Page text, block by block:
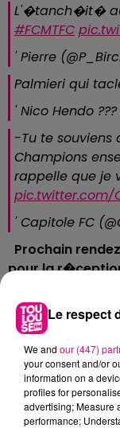
L'�tanch�it�
#FCMTFC
' Pierre
Palmieri qui
' Nico Hendo
-Tu te souviens
Champions
rappelle que je
pic.twitter.com/
' Capitole FC
Prochain
pour la
direct et en
05.62.20.30.40
FC.
Le respect
We and our (447)
your consent and/or
information on a
profiles for
advertising; Measure
performance;